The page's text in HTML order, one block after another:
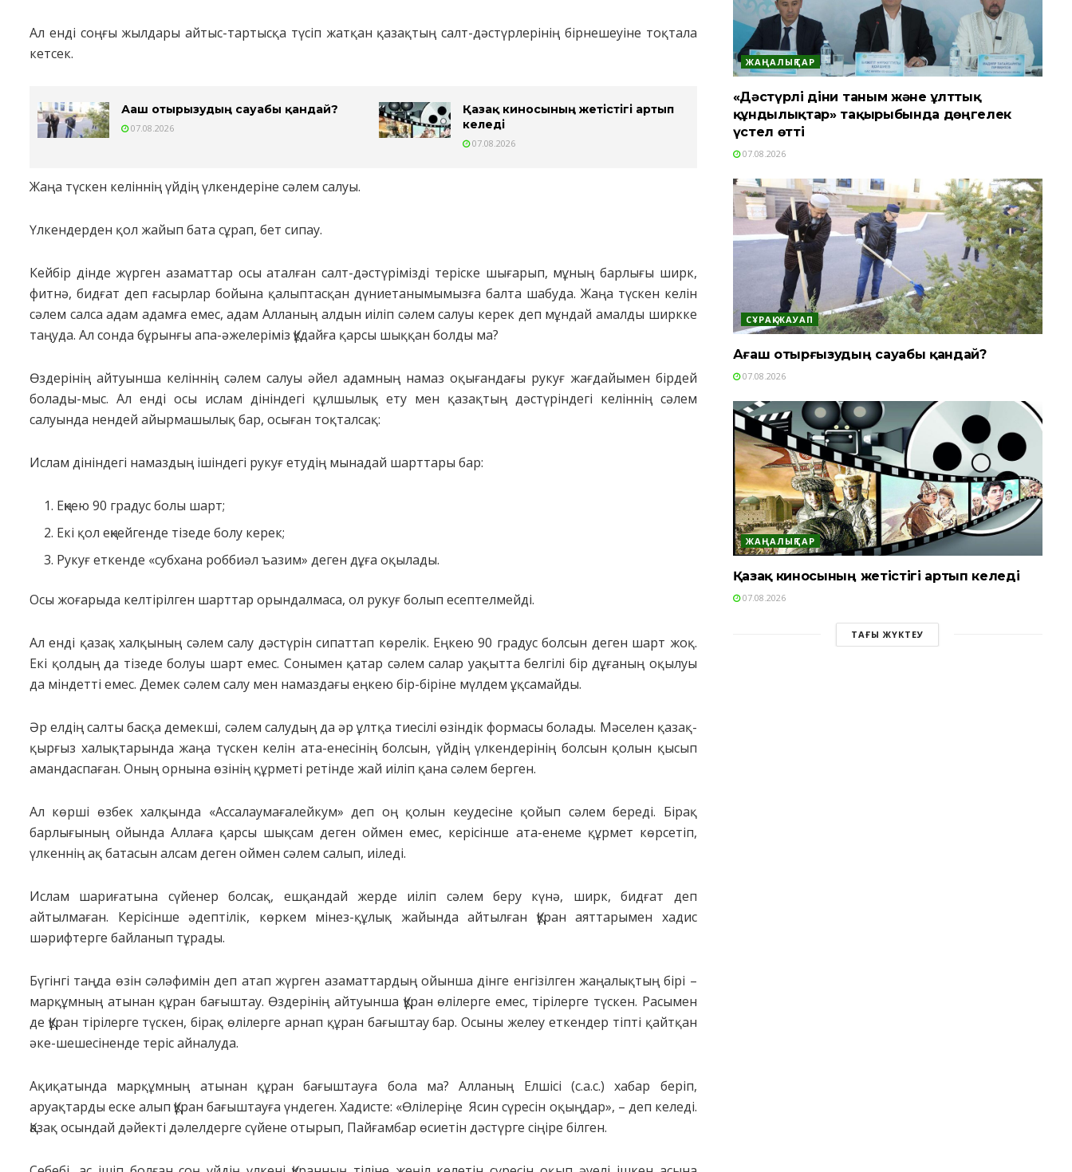
Ал енді соңғы жылдары айтыс-тартысқа түсіп жатқан қазақтың салт-дәстүрлерінің бірнешеуіне тоқтала
кетсек.
Ағаш отырғызудың сауабы қандай?
07.08.2026
Қазақ киносының жетістігі артып
келеді
07.08.2026
Жаңа түскен келіннің үйдің үлкендеріне сәлем салуы.
Үлкендерден қол жайып бата сұрап, бет сипау.
Кейбір дінде жүрген азаматтар осы аталған салт-дәстүрімізді теріске шығарып, мұның барлығы ширк,
фитнә, бидғат деп ғасырлар бойына қалыптасқан дүниетанымымызға балта шабуда. Жаңа түскен келін
сәлем салса адам адамға емес, адам Алланың алдын иіліп сәлем салуы керек деп мұндай амалды ширкке
таңуда. Ал сонда бұрынғы апа-әжелеріміз Құдайға қарсы шыққан болды ма?
Өздерінің айтуынша келіннің сәлем салуы әйел адамның намаз оқығандағы рукуғ жағдайымен бірдей
болады-мыс. Ал енді осы ислам дініндегі құлшылық ету мен қазақтың дәстүріндегі келіннің сәлем
салуында нендей айырмашылық бар, осыған тоқталсақ:
Ислам дініндегі намаздың ішіндегі рукуғ етудің мынадай шарттары бар:
Еңкею 90 градус болы шарт;
Екі қол еңкейгенде тізеде болу керек;
Рукуғ еткенде «субхана роббиәл ъазим» деген дұға оқылады.
Осы жоғарыда келтірілген шарттар орындалмаса, ол рукуғ болып есептелмейді.
Ал енді қазақ халқының сәлем салу дәстүрін сипаттап көрелік. Еңкею 90 градус болсын деген шарт жоқ.
Екі қолдың да тізеде болуы шарт емес. Сонымен қатар сәлем салар уақытта белгілі бір дұғаның оқылуы
да міндетті емес. Демек сәлем салу мен намаздағы еңкею бір-біріне мүлдем ұқсамайды.
Әр елдің салты басқа демекші, сәлем салудың да әр ұлтқа тиесілі өзіндік формасы болады. Мәселен қазақ-
қырғыз халықтарында жаңа түскен келін ата-енесінің болсын, үйдің үлкендерінің болсын қолын қысып
амандаспаған. Оның орнына өзінің құрметі ретінде жай иіліп қана сәлем берген.
Ал көрші өзбек халқында «Ассалаумағалейкум» деп оң қолын кеудесіне қойып сәлем береді. Бірақ
барлығының ойында Аллаға қарсы шықсам деген оймен емес, керісінше ата-енеме құрмет көрсетіп,
үлкеннің ақ батасын алсам деген оймен сәлем салып, иіледі.
Ислам шариғатына сүйенер болсақ, ешқандай жерде иіліп сәлем беру күнә, ширк, бидғат деп
айтылмаған. Керісінше әдептілік, көркем мінез-құлық жайында айтылған Құран аяттарымен хадис
шәрифтерге байланып тұрады.
Бүгінгі таңда өзін сәләфимін деп атап жүрген азаматтардың ойынша дінге енгізілген жаңалықтың бірі –
марқұмның атынан құран бағыштау. Өздерінің айтуынша Құран өлілерге емес, тірілерге түскен. Расымен
де Құран тірілерге түскен, бірақ өлілерге арнап құран бағыштау бар. Осыны желеу еткендер тіпті қайтқан
әке-шешесіненде теріс айналуда.
Ақиқатында марқұмның атынан құран бағыштауға бола ма? Алланың Елшісі (с.а.с.) хабар беріп,
аруақтарды еске алып Құран бағыштауға үндеген. Хадисте: «Өлілеріңе Ясин сүресін оқыңдар», – деп келеді.
Қазақ осындай дәйекті дәлелдерге сүйене отырып, Пайғамбар өсиетін дәстүрге сіңіре білген.
ЖАҢАЛЫҚТАР
«Дәстүрлі діни таным және ұлттық
құндылықтар» тақырыбында дөңгелек
үстел өтті
07.08.2026
СҰРАҚ-ЖАУАП
Ағаш отырғызудың сауабы қандай?
07.08.2026
ЖАҢАЛЫҚТАР
Қазақ киносының жетістігі артып келеді
07.08.2026
ТАҒЫ ЖҮКТЕУ